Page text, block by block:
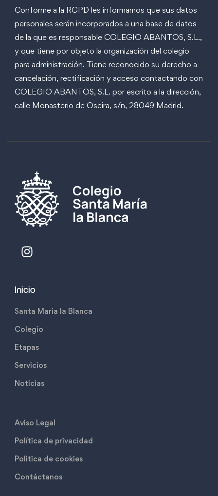
Conforme a la RGPD les informamos que sus datos
personales serán incorporados a una base de datos
de la que es responsable COLEGIO ABANTOS, S.L.,
y que tiene por objeto la organización del colegio
para administración. Tiene reconocido su derecho a
cancelación, rectificación y acceso contactando con
COLEGIO ABANTOS, S.L. por escrito a la dirección,
calle Monasterio de Oseira, s/n, 28049 Madrid.
Inicio
Santa Maria la Blanca
Colegio
Etapas
Servicios
Noticias
Aviso Legal
Política de privacidad
Politica de cookies
Contáctanos